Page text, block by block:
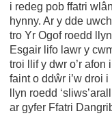
i redeg pob ffatri
hynny. Ar y dde
tro Yr Ogof roedd
Esgair lifo lawr y
troi llif y dwr o’r afon
faint o ddŵr i’w droi
llyn roedd
ar gyfer Ffatri